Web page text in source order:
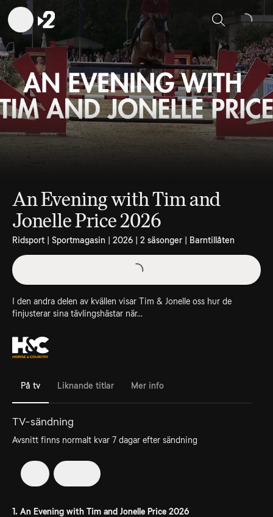
Sök
An Evening with Tim and
Jonelle Price 2026
Ridsport | Sportmagasin | 2026 | 2 säsonger | Barntillåten
I den andra delen av kvällen visar Tim & Jonelle oss hur de
finjusterar sina tävlingshästar när...
På tv Liknande titlar Mer info
TV-sändning
Avsnitt finns normalt kvar 7 dagar efter sändning
1. An Evening with Tim and Jonelle Price 2026